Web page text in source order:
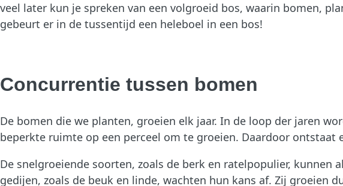
veel later kun je spreken van een volgroeid bos, waarin bomen,
gebeurt er in de tussentijd een heleboel in een bos!
Concurrentie tussen bomen
De bomen die we planten, groeien elk jaar. In de loop der jaren
beperkte ruimte op een perceel om te groeien. Daardoor
De snelgroeiende soorten, zoals de berk en ratelpopulier,
gedijen, zoals de beuk en linde, wachten hun kans af. Zij groeien